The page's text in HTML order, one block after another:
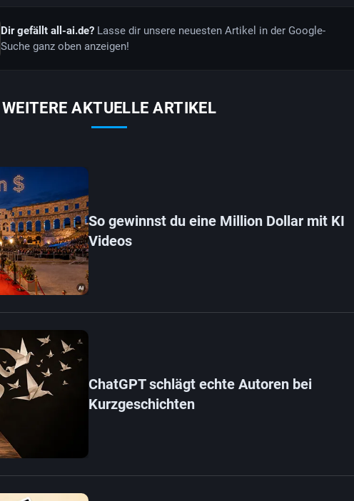
Dir gefällt all-ai.de? Lasse dir unsere neuesten Artikel in der Google-
Suche ganz oben anzeigen!
WEITERE AKTUELLE ARTIKEL
So gewinnst du eine Million Dollar mit KI
Videos
ChatGPT schlägt echte Autoren bei
Kurzgeschichten